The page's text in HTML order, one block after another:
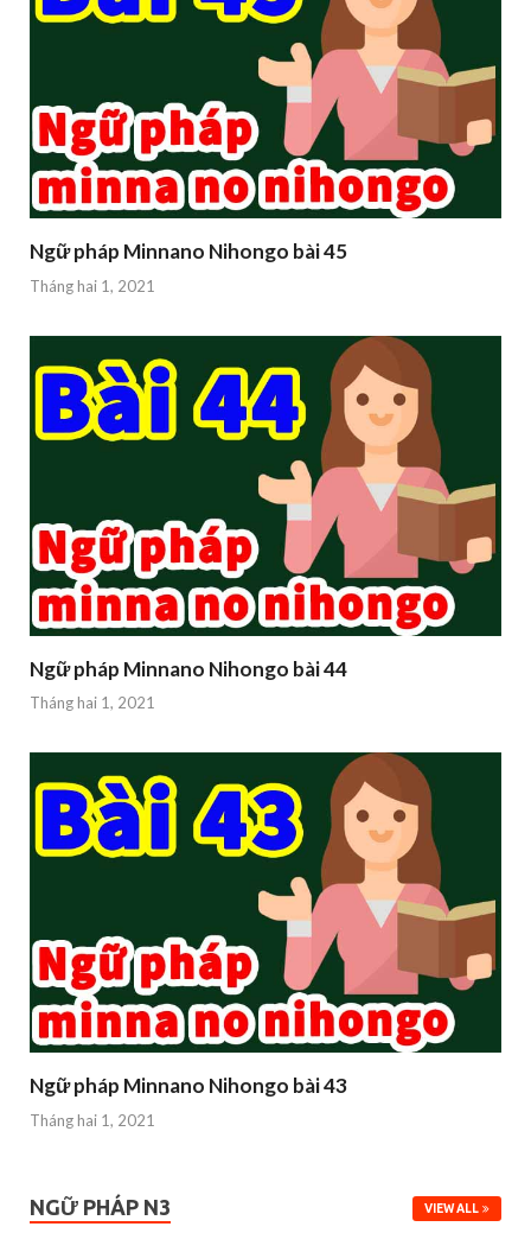
Ngữ pháp Minnano Nihongo bài 45
Tháng hai 1, 2021
Ngữ pháp Minnano Nihongo bài 44
Tháng hai 1, 2021
Ngữ pháp Minnano Nihongo bài 43
Tháng hai 1, 2021
NGỮ PHÁP N3 VIEW ALL